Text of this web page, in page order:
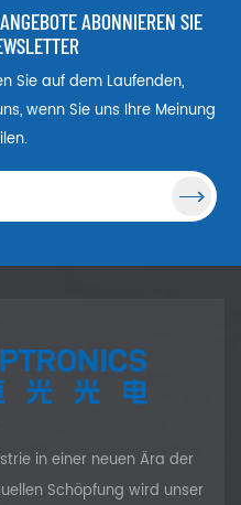
ABONNIEREN SIE
Sie auf dem Laufenden,
wenn Sie uns Ihre Meinung
in einer neuen Ära der
Schöpfung wird unser